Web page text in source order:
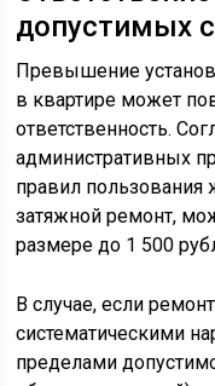
допустимых
Превышение
в квартире может
ответственность.
административных
правил
затяжной ремонт,
размере до 1 500
В случае, если
систематическими
пределами